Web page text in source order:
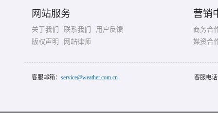
网站服务
关于我们 联系我们
用户反馈
版权声明
网站律师
营销
商务合
媒资合
客服邮箱： service@weather.com.cn 客服电